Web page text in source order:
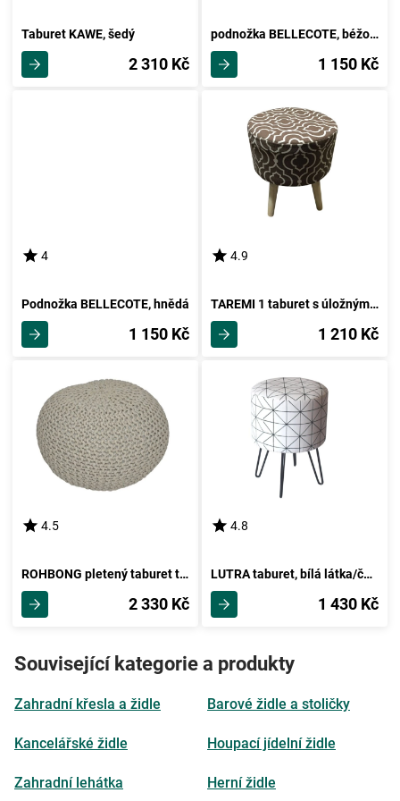
Taburet KAWE, šedý
2 310 Kč
podnožka BELLECOTE, béžová
1 150 Kč
4
Podnožka BELLECOTE, hnědá
1 150 Kč
4.9
TAREMI 1 taburet s úložným prostorem, hnědá látka se vzorem
1 210 Kč
4.5
ROHBONG pletený taburet typ A, hnědošedá
2 330 Kč
4.8
LUTRA taburet, bílá látka/černý kov
1 430 Kč
Související kategorie a produkty
Zahradní křesla a židle
Kancelářské židle
Zahradní lehátka
Barové židle a stoličky
Houpací jídelní židle
Herní židle